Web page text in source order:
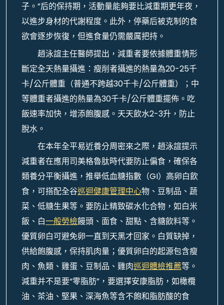
子。”后的保持期，活動量能夠要比減重期更年夜，
以進步身材的代謝程度。此外，停藥后被克制的食
欲會逐步恢復，但進食量仍需嚴厲把持。
趙泳誼主任醫師提出，減重者要依據體重情形
斷定全天熱量攝進：瘦削者攝進的熱量為20-25千
卡/公斤體重（普通不跨越30千卡/公斤體重）；中
等體重者攝進的熱量為30千卡/公斤體重擺佈。吃
飯速率加快，增添飽腹感。天天飲水2-3升，防止
脫水。
在本年全平易近養分周密來之際，趙泳誼提示
減重者在應用司美格魯肽時代要防止偏食，確保各
類養分平衡攝進，推舉低血糖指數（GI）高卵白飲
食，可搭配全谷巡迴健康管理中心物、豆制品、蔬
菜、低糖生果等。要防止精致碳水化合物，如白米
飯、白一般勞檢饅頭、面食、甜點、含糖飲料等。
優質卵白可避免卵一直到天黑才回家。白質缺掉，
供給飽腹感，保持肌肉量；優質卵白的起源包含瘦
肉、魚類、雞蛋、豆制品、雞肉巡迴體檢推薦等。
減重并不是要“零脂肪”，要選擇安康脂肪，如橄欖
油、茶油、堅果、深海魚等含不飽和脂肪酸的食